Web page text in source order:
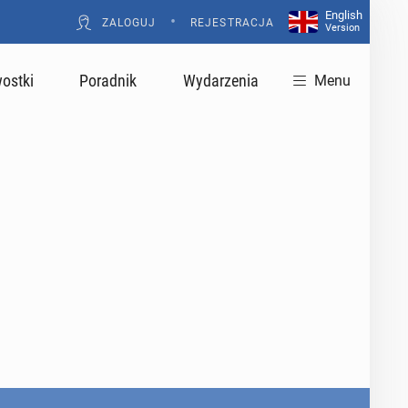
ZALOGUJ • REJESTRACJA
English
Version
Poradnik Wydarzenia Menu